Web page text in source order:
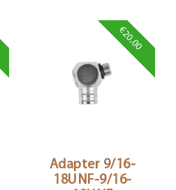
€20,00
Adapter 9/16-
18UNF-9/16-